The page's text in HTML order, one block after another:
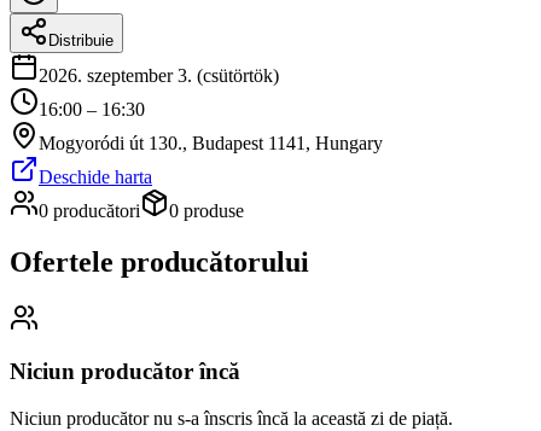
Distribuie
2026. szeptember 3. (csütörtök)
16:00 – 16:30
Mogyoródi út 130., Budapest 1141, Hungary
Deschide harta
0 producători
0 produse
Ofertele producătorului
Niciun producător încă
Niciun producător nu s-a înscris încă la această zi de piață.